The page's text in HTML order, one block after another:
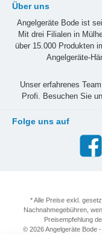
Über uns
Angelgeräte Bode ist
Mit drei Filialen in
über 15.000 Produkten
Angelgeräte-
Unser erfahrenes
Profi. Besuchen Sie
Folge uns auf
* Alle Preise exkl.
Nachnahmegebühren,
Preisempfehlung
© 2026 Angelgeräte Bode